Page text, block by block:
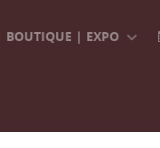
BOUTIQUE | EXPO